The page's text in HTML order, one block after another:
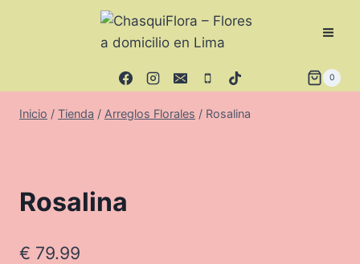
0
Inicio / Tienda / Arreglos Florales / Rosalina
Rosalina
€ 79.99